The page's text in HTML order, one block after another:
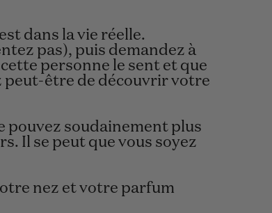
dans la vie réelle.
pas), puis demandez à
personne le sent et que
peut-être de découvrir votre
pouvez soudainement plus
Il se peut que vous soyez
nez et votre parfum